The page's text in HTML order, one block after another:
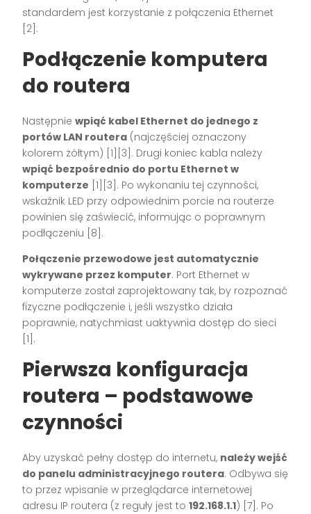
standardem jest korzystanie z połączenia Ethernet
[2] .
Podłączenie komputera
do routera
Następniewpiąć kabel Ethernet do jednego z
portów LAN routera (najczęściej oznaczony
kolorem żółtym) [1][3] . Drugi koniec kabla należy
wpiąć bezpośrednio do portu Ethernet w
komputerze [1][3] . Po wykonaniu tej czynności,
wskaźnik LED przy odpowiednim porcie na routerze
powinien się zaświecić, informując o poprawnym
podłączeniu [8] .
Połączenie przewodowe jest automatycznie
wykrywane przez komputer. Port Ethernet w
komputerze został zaprojektowany tak, by rozpoznać
fizyczne podłączenie i, jeśli wszystko działa
poprawnie, natychmiast uaktywnia dostęp do sieci
[1] .
Pierwsza konfiguracja
routera – podstawowe
czynności
Aby uzyskać pełny dostęp do internetu, należy wejść
do panelu administracyjnego routera. Odbywa się
to przez wpisanie w przeglądarce internetowej
adresu IP routera (z reguły jest to192.168.1.1) [7] . Po